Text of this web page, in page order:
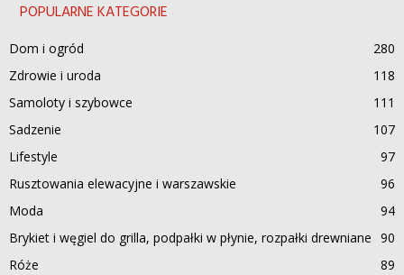
POPULARNE KATEGORIE
Dom i ogród
280
Zdrowie i uroda
118
Samoloty i szybowce
111
Sadzenie
107
Lifestyle
97
Rusztowania elewacyjne i warszawskie
96
Moda
94
Brykiet i węgiel do grilla, podpałki w płynie, rozpałki drewniane 90
Róże
89